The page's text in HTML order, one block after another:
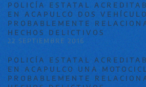
POLICÍA ESTATAL
EN ACAPULCO DOS
PROBABLEMENTE
HECHOS DELICTIVOS
22 SEPTIEMBRE 2016
POLICÍA ESTATAL
EN ACAPULCO UNA
PROBABLEMENTE